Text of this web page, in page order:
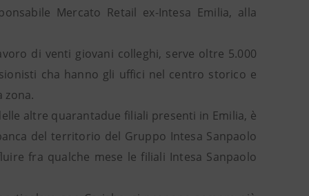
Mercato Retail ex-Intesa Emilia, alla
di venti giovani colleghi, serve oltre 5.000
cha hanno gli uffici nel centro storico e
zona.
altre quarantadue filiali presenti in Emilia, è
del territorio del Gruppo Intesa Sanpaolo
fra qualche mese le filiali Intesa Sanpaolo